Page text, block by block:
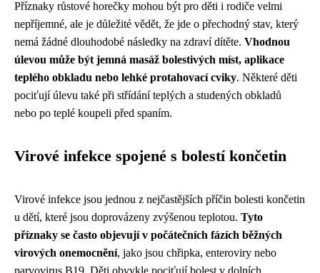
Příznaky růstové horečky mohou být pro děti i rodiče velmi
nepříjemné, ale je důležité vědět, že jde o přechodný stav, který
nemá žádné dlouhodobé následky na zdraví dítěte. Vhodnou
úlevou může být jemná masáž bolestivých míst, aplikace
teplého obkladu nebo lehké protahovací cviky. Některé děti
pociťují úlevu také při střídání teplých a studených obkladů
nebo po teplé koupeli před spaním.
Virové infekce spojené s bolestí končetin
Virové infekce jsou jednou z nejčastějších příčin bolesti končetin
u dětí, které jsou doprovázeny zvýšenou teplotou. Tyto
příznaky se často objevují v počátečních fázích běžných
virových onemocnění, jako jsou chřipka, enteroviry nebo
parvovirus B19. Děti obvykle pociťují bolest v dolních